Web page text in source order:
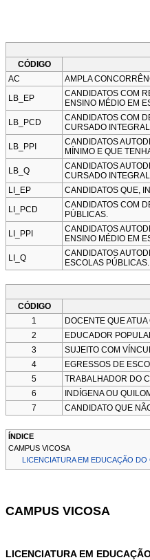
CÓDIGO
AC
AMPLA
LB_EP
CANDIDATOS COM
ENSINO MÉDIO EM
LB_PCD
CANDIDATOS COM
CURSADO
LB_PPI
CANDIDATOS
MÍNIMO E QUE
LB_Q
CANDIDATOS
CURSADO
LI_EP
CANDIDATOS QUE,
LI_PCD
CANDIDATOS COM
PÚBLICAS.
LI_PPI
CANDIDATOS
ENSINO MÉDIO EM
LI_Q
CANDIDATOS
ESCOLAS PÚBLICAS.
CÓDIGO
1
DOCENTE QUE
2
EDUCADOR
3
SUJEITO COM
4
EGRESSOS DE
5
TRABALHADOR DO
6
INDÍGENA OU
7
CANDIDATO QUE
ÍNDICE
CAMPUS VICOSA
LICENCIATURA EM EDUCAÇÃO DO
CAMPUS VICOSA
LICENCIATURA EM